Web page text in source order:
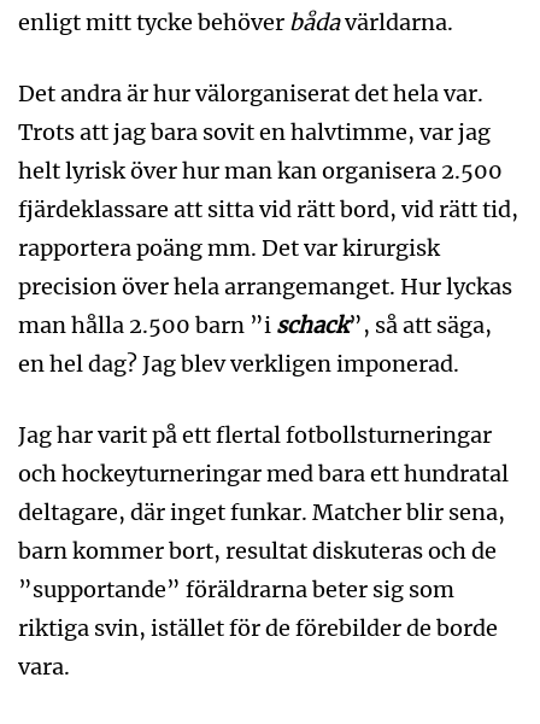
enligt mitt tycke behöver bådavärldarna.
Det andra är hur välorganiserat det hela var.
Trots att jag bara sovit en halvtimme, var jag
helt lyrisk över hur man kan organisera 2.500
fjärdeklassare att sitta vid rätt bord, vid rätt tid,
rapportera poäng mm. Det var kirurgisk
precision över hela arrangemanget. Hur lyckas
man hålla 2.500 barn ”i schack”, så att säga,
en hel dag? Jag blev verkligen imponerad.
Jag har varit på ett flertal fotbollsturneringar
och hockeyturneringar med bara ett hundratal
deltagare, där inget funkar. Matcher blir sena,
barn kommer bort, resultat diskuteras och de
”supportande” föräldrarna beter sig som
riktiga svin, istället för de förebilder de borde
vara.